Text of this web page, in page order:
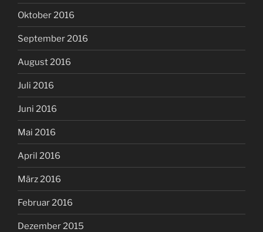
Oktober 2016
September 2016
August 2016
Juli 2016
Juni 2016
Mai 2016
April 2016
März 2016
Februar 2016
Dezember 2015